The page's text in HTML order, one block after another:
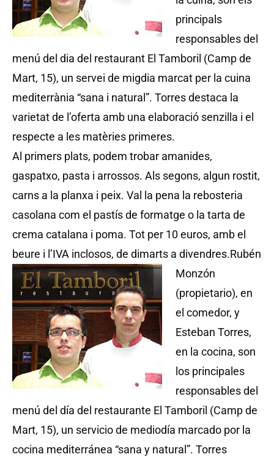
principals
responsables del
menú del dia del restaurant El Tamboril (Camp de
Mart, 15), un servei de migdia marcat per la cuina
mediterrània “sana i natural”. Torres destaca la
varietat de l’oferta amb una elaboració senzilla i el
respecte a les matèries primeres.
Al primers plats, podem trobar amanides,
gaspatxo, pasta i arrossos. Als segons, algun rostit,
carns a la planxa i peix. Val la pena la rebosteria
casolana com el pastís de formatge o la tarta de
crema catalana i poma. Tot per 10 euros, amb el
beure i l’IVA inclosos, de dimarts a divendres.Rubén
Monzón
(propietario), en
el comedor, y
Esteban Torres,
en la cocina, son
los principales
responsables del
menú del día del restaurante El Tamboril (Camp de
Mart, 15), un servicio de mediodía marcado por la
cocina mediterránea “sana y natural”. Torres